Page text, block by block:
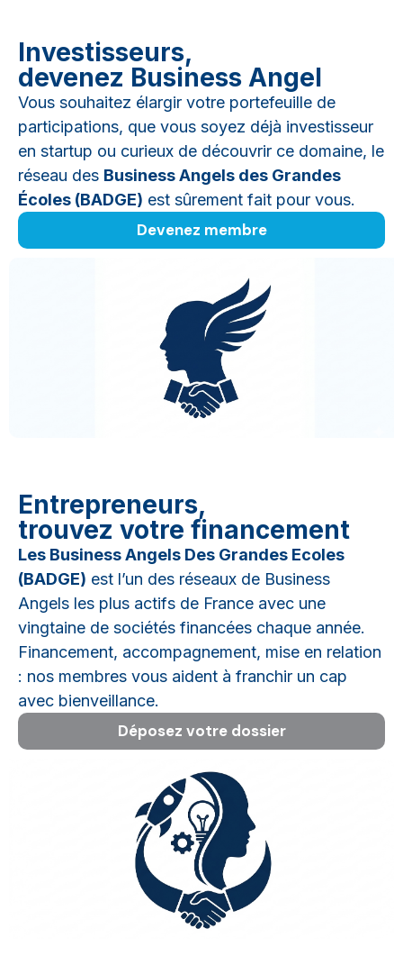
Investisseurs,
devenez Business Angel
Vous souhaitez élargir votre portefeuille de
participations, que vous soyez déjà investisseur
en startup ou curieux de découvrir ce domaine, le
réseau des Business Angels des Grandes
Écoles (BADGE) est sûrement fait pour vous.
Devenez membre
Entrepreneurs,
trouvez votre financement
Les Business Angels Des Grandes Ecoles
(BADGE) est l’un des réseaux de Business
Angels les plus actifs de France avec une
vingtaine de sociétés financées chaque année.
Financement, accompagnement, mise en relation
: nos membres vous aident à franchir un cap
avec bienveillance.
Déposez votre dossier